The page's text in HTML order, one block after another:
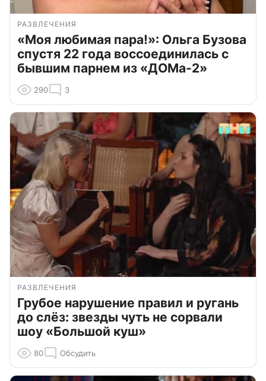
РАЗВЛЕЧЕНИЯ
«Моя любимая пара!»: Ольга Бузова
спустя 22 года воссоединилась с
бывшим парнем из «ДОМа-2»
290 3
РАЗВЛЕЧЕНИЯ
Грубое нарушение правил и ругань
до слёз: звезды чуть не сорвали
шоу «Большой куш»
80 Обсудить